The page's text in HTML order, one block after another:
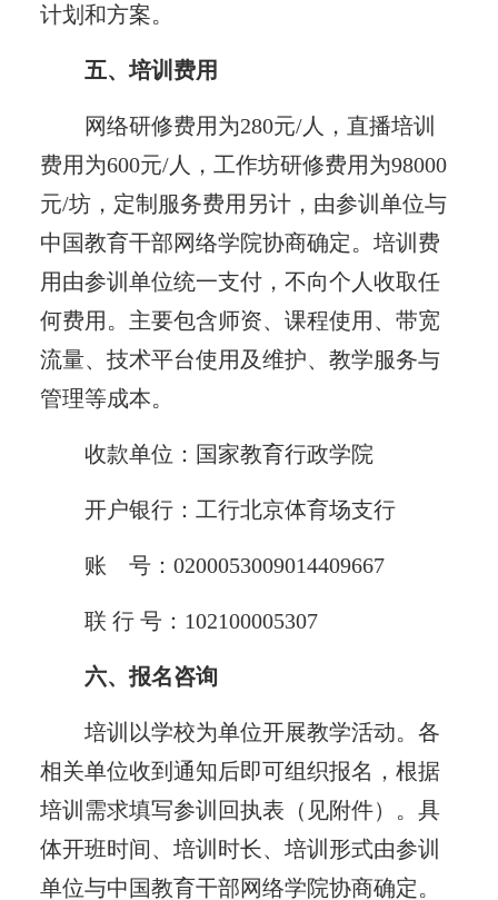
计划和方案。
五、培训费用
网络研修费用为280元/人，直播培训
费用为600元/人，工作坊研修费用为98000
元/坊，定制服务费用另计，由参训单位与
中国教育干部网络学院协商确定。培训费
用由参训单位统一支付，不向个人收取任
何费用。主要包含师资、课程使用、带宽
流量、技术平台使用及维护、教学服务与
管理等成本。
收款单位：国家教育行政学院
开户银行：工行北京体育场支行
账 号：0200053009014409667
联 行 号：102100005307
六、报名咨询
培训以学校为单位开展教学活动。各
相关单位收到通知后即可组织报名，根据
培训需求填写参训回执表（见附件）。具
体开班时间、培训时长、培训形式由参训
单位与中国教育干部网络学院协商确定。